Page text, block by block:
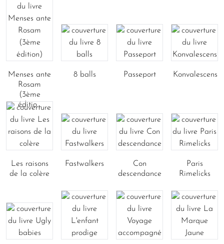
Menses ante
Rosam
(3ème
éditio...
8 balls Passeport Konvalescens
Les raisons
de la colère
Fastwalkers
Con
descendance
Paris
Rimelicks